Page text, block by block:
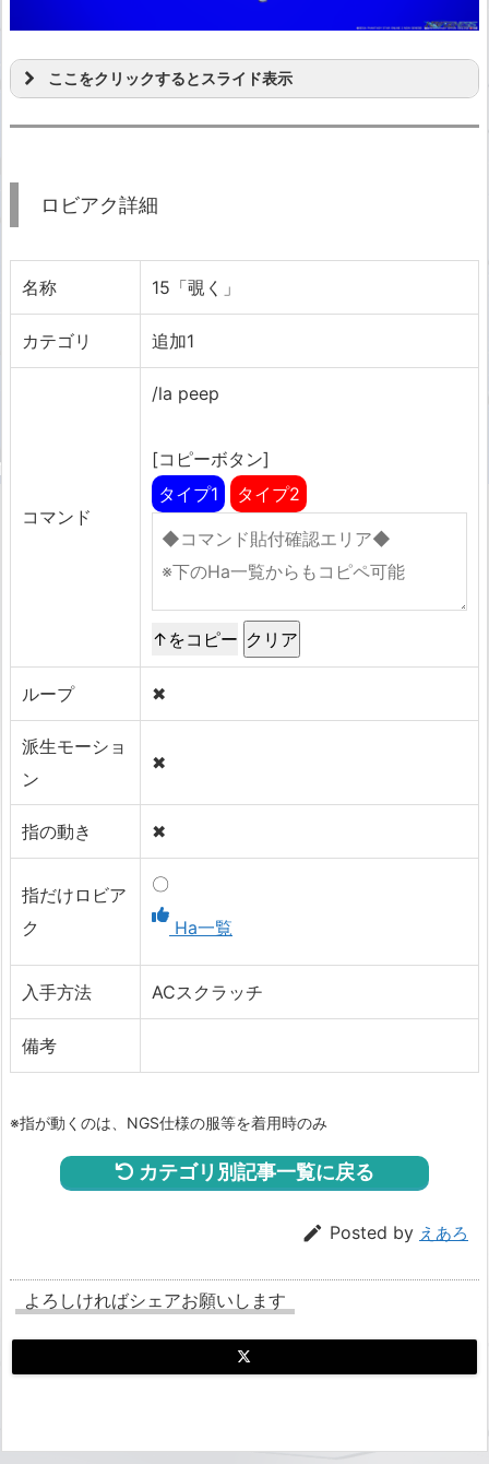
ここをクリックするとスライド表示
ロビアク詳細
名称 15「覗く」
カテゴリ 追加1
コマンド
/la peep
[コピーボタン]
タイプ1
タイプ2
↑をコピー
ループ ✖
派生モーショ
ン
✖
指の動き ✖
指だけロビア
ク
〇
Ha一覧
入手方法 ACスクラッチ
備考
※指が動くのは、NGS仕様の服等を着用時のみ
カテゴリ別記事一覧に戻る
 Posted by えあろ
よろしければシェアお願いします